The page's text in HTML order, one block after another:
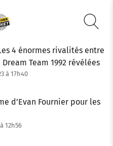
4 énormes rivalités entre
Team 1992 révélées
à 17h40
d’Evan Fournier pour les
12h56